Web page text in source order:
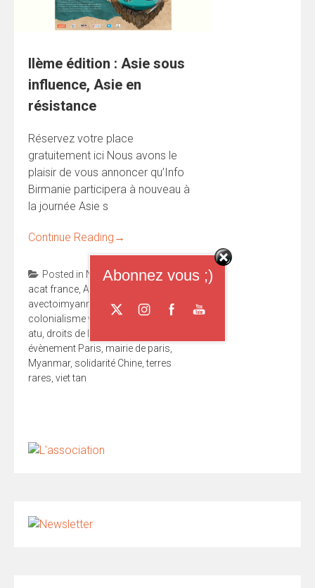
IIème édition : Asie sous
influence, Asie en
résistance
Réservez votre place
gratuitement ici Nous avons le
plaisir de vous annoncer qu’Info
Birmanie participera à nouveau à
la journée Asie s
Continue Reading →
Posted in Non classé
Tagged
acat france Asie en résistance
avectoimyanmar
birmanie,
colonialisme vert
conférence
doh
atu droits de l'homme
évènement Paris mairie de paris
Myanmar, solidarité Chine ,terres
rares viet tan
Abonnez vous ;)